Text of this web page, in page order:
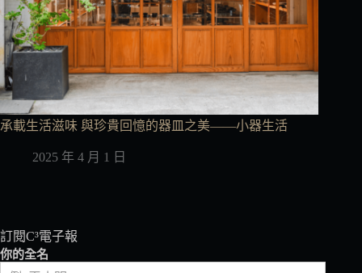
承載生活滋味 與珍貴回憶的器皿之美——小器生活
2025 年 4 月 1 日
訂閱C³電子報
你的全名